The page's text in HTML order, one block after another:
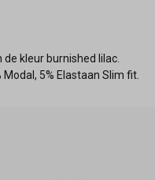
kleur burnished lilac.
5% Elastaan Slim fit.